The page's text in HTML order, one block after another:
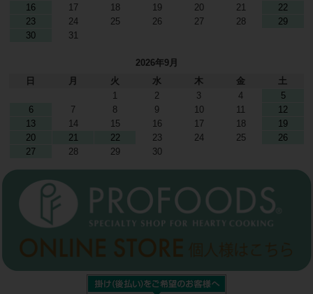
16
17 18 19 20 21
22
23
24 25 26 27 28
29
30
31
2026年9月
日
月 火 水 木 金
土
1
2 3 4
5
6
7 8 9 10 11
12
13
14 15 16 17 18
19
20
21 22 23 24 25
26
27
28 29 30